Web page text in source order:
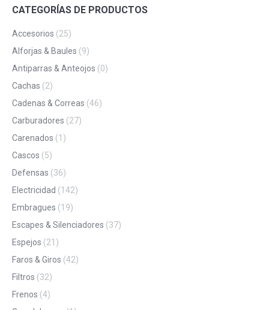
CATEGORÍAS DE PRODUCTOS
Accesorios (25)
Alforjas & Baules (9)
Antiparras & Anteojos (0)
Cachas (2)
Cadenas & Correas (46)
Carburadores (27)
Carenados (1)
Cascos (5)
Defensas (36)
Electricidad (142)
Embragues (19)
Escapes & Silenciadores (37)
Espejos (21)
Faros & Giros (42)
Filtros (32)
Frenos (4)